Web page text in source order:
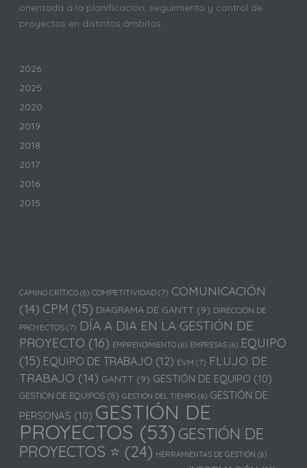
orientada a la planificación, seguimiento y control de
proyectos en distintos ámbitos.
2026
2025
2020
2019
2018
2017
2016
2015
CAMINO CRÍTICO (6) COMPETITIVIDAD (7) COMUNICACIÓN
(14) CPM (15) DIAGRAMA DE GANTT (9) DIRECCIÓN DE
PROYECTOS (7) DÍA A DIA EN LA GESTIÓN DE
PROYECTO (16) EMPRENDIMIENTO (6) EMPRESAS (6) EQUIPO
(15) EQUIPO DE TRABAJO (12) EVM (7) FLUJO DE
TRABAJO (14) GANTT (9) GESTIÓN DE EQUIPO (10)
GESTIÓN DE EQUIPOS (8) GESTIÓN DEL TIEMPO (6) GESTIÓN DE
PERSONAS (10) GESTIÓN DE
PROYECTOS (53) GESTIÓN DE
PROYECTOS ⭐ (24) HERRAMIENTAS DE GESTIÓN (6)